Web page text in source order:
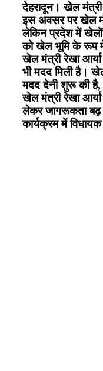
देहरादून। खेल मंत्री
इस अवसर पर खेल
लेकिन प्रदेश में खेलों
को खेल भूमि के रूप
खेल मंत्री रेखा
भी मदद मिली है।
मदद देनी शुरू की
खेल मंत्री रेखा
लेकर जागरूकता बढ़
कार्यक्रम में